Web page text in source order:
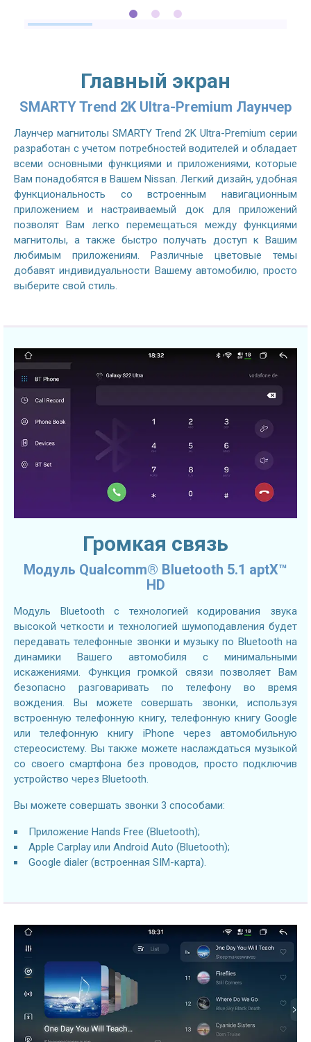
Главный экран
SMARTY Trend 2K Ultra-Premium Лаунчер
Лаунчер магнитолы SMARTY Trend 2K Ultra-Premium серии
разработан с учетом потребностей водителей и обладает
всеми основными функциями и приложениями, которые
Вам понадобятся в Вашем Nissan. Легкий дизайн, удобная
функциональность со встроенным навигационным
приложением и настраиваемый док для приложений
позволят Вам легко перемещаться между функциями
магнитолы, а также быстро получать доступ к Вашим
любимым приложениям. Различные цветовые темы
добавят индивидуальности Вашему автомобилю, просто
выберите свой стиль.
Громкая связь
Модуль Qualcomm® Bluetooth 5.1 aptX™
HD
Модуль Bluetooth с технологией кодирования звука
высокой четкости и технологией шумоподавления будет
передавать телефонные звонки и музыку по Bluetooth на
динамики Вашего автомобиля с минимальными
искажениями. Функция громкой связи позволяет Вам
безопасно разговаривать по телефону во время
вождения. Вы можете совершать звонки, используя
встроенную телефонную книгу, телефонную книгу Google
или телефонную книгу iPhone через автомобильную
стереосистему. Вы также можете наслаждаться музыкой
со своего смартфона без проводов, просто подключив
устройство через Bluetooth.
Вы можете совершать звонки 3 способами:
Приложение Hands Free (Bluetooth);
Apple Carplay или Android Auto (Bluetooth);
Google dialer (встроенная SIM-карта).